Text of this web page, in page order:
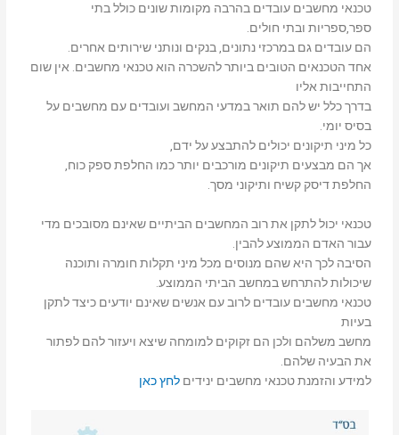
טכנאי מחשבים עובדים בהרבה מקומות שונים כולל בתי
ספר,ספריות ובתי חולים.
הם עובדים גם במרכזי נתונים, בנקים ונותני שירותים אחרים.
אחד הטכנאים הטובים ביותר להשכרה הוא טכנאי מחשבים. אין שום
התחייבות אליו
בדרך כלל יש להם תואר במדעי המחשב ועובדים עם מחשבים על
בסיס יומי.
כל מיני תיקונים יכולים להתבצע על ידם,
אך הם מבצעים תיקונים מורכבים יותר כמו החלפת ספק כוח,
החלפת דיסק קשיח ותיקוני מסך.
טכנאי יכול לתקן את רוב המחשבים הביתיים שאינם מסובכים מדי
עבור האדם הממוצע להבין.
הסיבה לכך היא שהם מנוסים מכל מיני תקלות חומרה ותוכנה
שיכולות להתרחש במחשב הביתי הממוצע.
טכנאי מחשבים עובדים לרוב עם אנשים שאינם יודעים כיצד לתקן
בעיות
מחשב משלהם ולכן הם זקוקים למומחה שיצא ויעזור להם לפתור
את הבעיה שלהם.
למידע והזמנת טכנאי מחשבים ינידיםלחץ כאן